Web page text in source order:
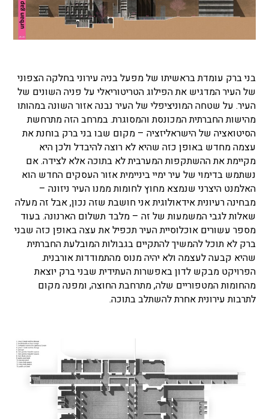
בני ברק עומדת בראשיתו של מפעל בניה עירוני בחלקה הצפוני
של העיר המדגיש את הפילוג הטריטוריאלי על פניה השונים של
העיר. על שטחה המוניציפלי של העיר נבנה אזור השונה במהותו
מהישות החברתית המכונסת והמסוגרת. במרחב הזה מתרחשת
הסיטואציה של הישראליזציה – מקום שבו בני ברק בוחנת את
עצמה מחדש באופן כזה שהיא לא רוצה להיבדל ולכן היא
מקיימת את ההשתקפות המערבית לא בתוכה אלא לצידה. אם
נשתמש בדימוי של עיר ימיי ביניימית אזור העסקים החדש הוא
האלמנט היצרני שנמצא מחוץ לחומות ממנו העיר ניזונה –
מבחינה רעיונית אידאולוגית אני חושבת שזה נכון, אבל זה מעלה
שאלות לגבי המשמעות של זה – מלבד תשלום הארנונה. בעוד
מספר עשורים אוכלוסיית העיר תכפיל את עצה באופן כזה שבני
ברק לא תוכל להמשיך להתקיים בגבולות המובלעת החברתית
שהיא קבעה לעצמה ולא יהיה מנוס מהתמודדות אורבנית.
הפרויקט מבקש לדון באפשרות העתידית שבני ברק יוצאת
מהחומות המטפוריים שלה, מתרחבת החוצה, ומפנה מקום
לתרבות עירונית אחרת להשתלב בתוכה.